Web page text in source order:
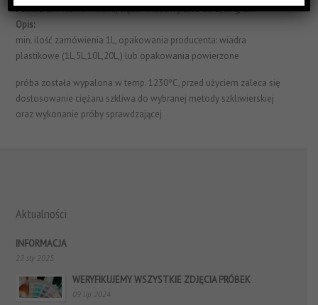
Postać:zawiesina wodna, ciężar właściwy 1,55 do 1,60 g/cm³
Opis:
min. ilość zamówienia 1L, opakowania producenta: wiadra
plastikowe (1L,5L,10L,20L,) lub opakowania powierzone
próba została wypalona w temp. 1230ºC, przed użyciem zaleca się
dostosowanie ciężaru szkliwa do wybranej metody szkliwierskiej
oraz wykonanie próby sprawdzającej
Aktualności
INFORMACJA
22 sty 2025
WERYFIKUJEMY WSZYSTKIE ZDJĘCIA PRÓBEK
09 lip 2024